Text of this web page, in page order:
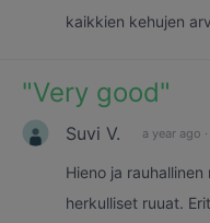
kaikkien kehujen
"Very good"
Suvi V. a year ago ·
Hieno ja
herkulliset ruuat.